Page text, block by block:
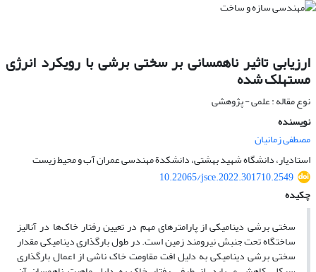
ارزیابی تاثیر ناهمسانی بر سختی برشی با رویکرد انرژی
مستهلک شده
نوع مقاله : علمی - پژوهشی
نویسنده
مصطفی زمانیان
استادیار، دانشگاه شهید بهشتی، دانشکدة مهندسی عمران آب و محیط زیست
10.22065/jsce.2022.301710.2549
چکیده
سختی برشی دینامیکی از پارامترهای مهم در تعیین رفتار خاک‌ها در آنالیز
ساختگاه تحت جنبش نیرومند زمین است. در طول بارگذاری دینامیکی مقدار
سختی برشی دینامیکی به دلیل افت مقاومت خاک ناشی از اعمال بارگذاری